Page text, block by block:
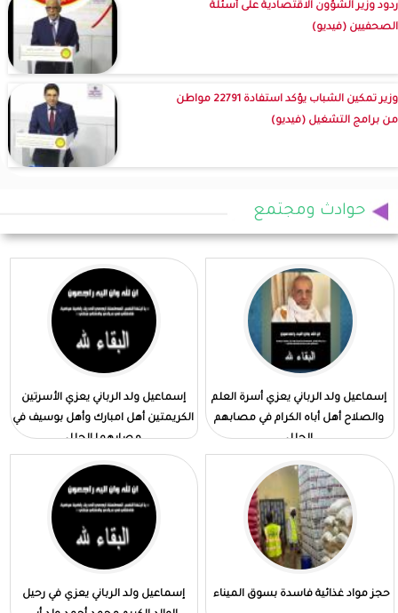
ردود وزير الشؤون الاقتصادية على أسئلة
الصحفيين (فيديو)
وزير تمكين الشباب يؤكد استفادة 22791 مواطن
من برامج التشغيل (فيديو)
حوادث ومجتمع
إسماعيل ولد الرباني يعزي أسرة العلم
والصلاح أهل أباه الكرام في مصابهم
الجلل
إسماعيل ولد الرباني يعزي الأسرتين
الكريمتين أهل امبارك وأهل بوسيف في
مصابهما الجلل
حجز مواد غذائية فاسدة بسوق الميناء
إسماعيل ولد الرباني يعزي في رحيل